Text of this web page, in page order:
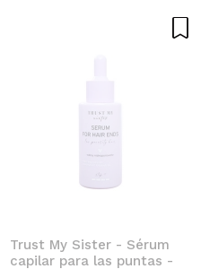
Trust My Sister - Sérum
capilar para las puntas -